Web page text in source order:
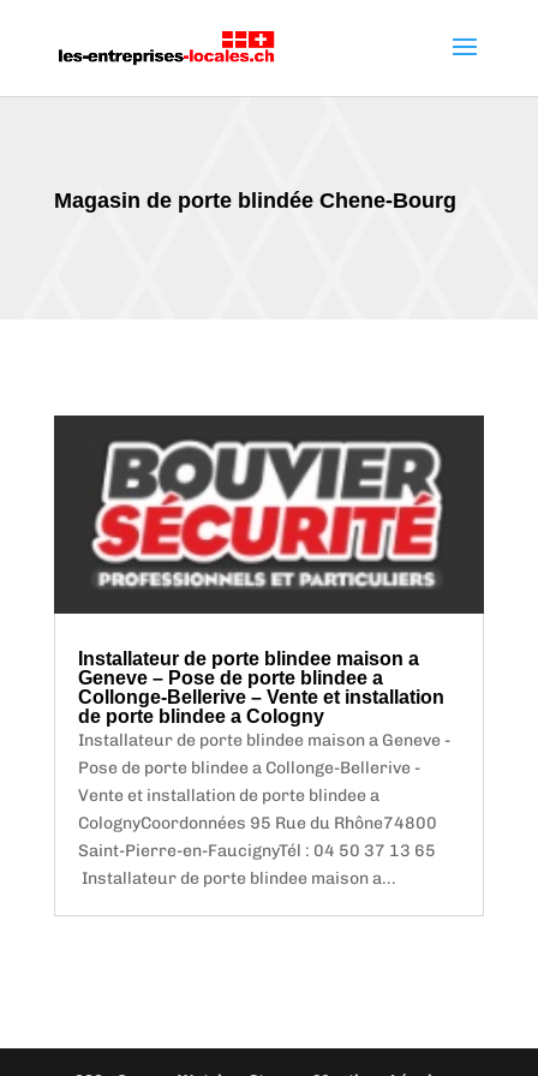
Magasin de porte blindée Chene-Bourg
Installateur de porte blindee maison a
Geneve – Pose de porte blindee a
Collonge-Bellerive – Vente et installation
de porte blindee a Cologny
Installateur de porte blindee maison a Geneve -
Pose de porte blindee a Collonge-Bellerive -
Vente et installation de porte blindee a
ColognyCoordonnées 95 Rue du Rhône74800
Saint-Pierre-en-FaucignyTél : 04 50 37 13 65
Installateur de porte blindee maison a...